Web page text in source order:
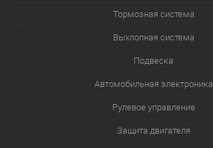
Тормозная система
Выхлопная система
Подвеска
Автомобильная электроника
Рулевое управление
Защита двигателя